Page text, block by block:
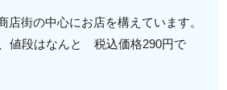
店街の中心にお店を構えています。
値段はなんと 税込価格290円で